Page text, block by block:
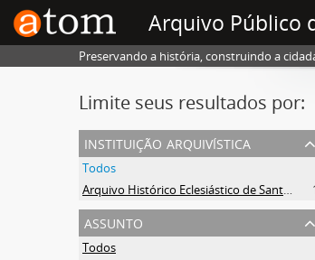
Arquivo Público
Preservando a história, construindo a
Limite seus resultados por:
instituição arquivística
Todos
Arquivo Histórico Eclesiástico de Santa Catarina
assunto
Todos